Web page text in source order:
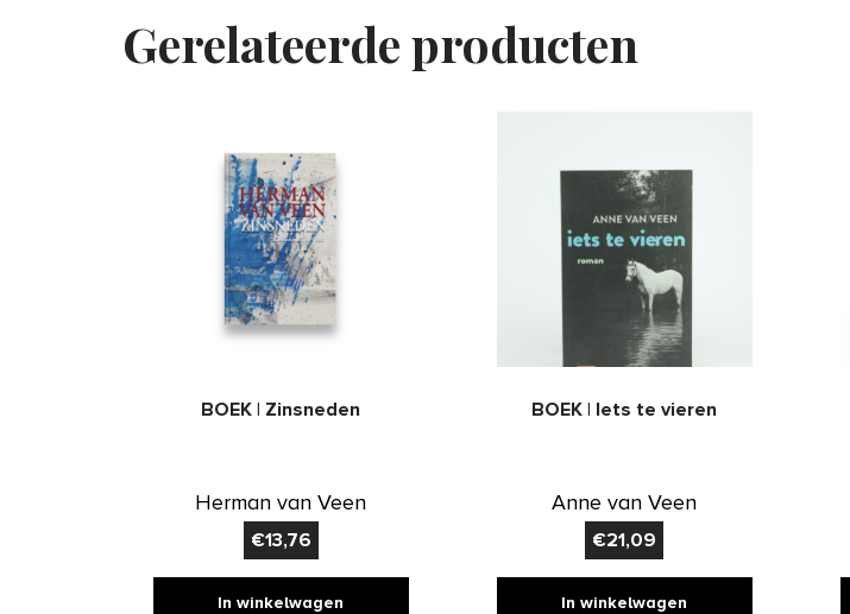
Gerelateerde producten
BOEK | Zinsneden
Herman van Veen
€13,76
In winkelwagen
BOEK | Iets te vieren
Anne van Veen
€21,09
In winkelwagen